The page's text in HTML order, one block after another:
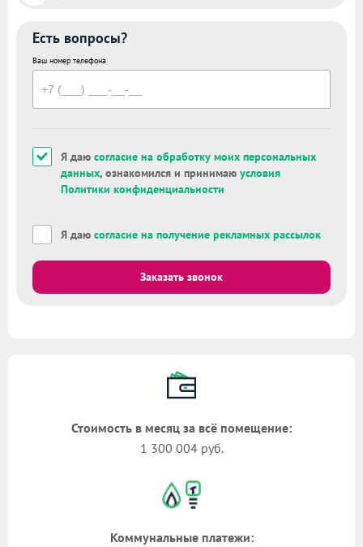
Есть вопросы?
Ваш номер телефона
Я даю согласие на обработку моих персональных
данных, ознакомился и принимаю условия
Политики конфиденциальности
Я даю согласие на получение рекламных рассылок
Заказать звонок
Стоимость в месяц за всё помещение:
1 300 004 руб.
Коммунальные платежи: